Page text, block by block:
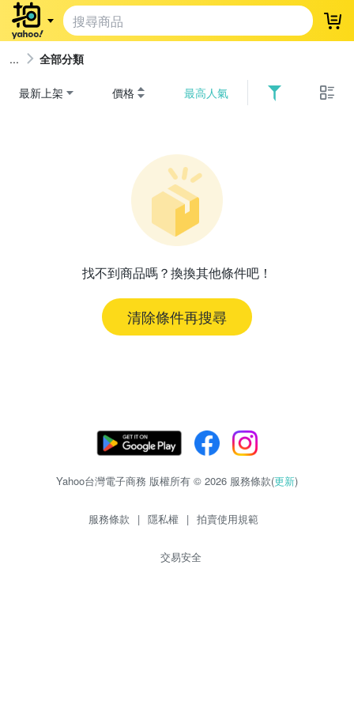
登
全部分類
最新上架 價格 最高人氣
找不到商品嗎？換換其他條件吧！
清除條件再搜尋
Yahoo台灣電子商務 版權所有 © 2026 服務條款(更新)
服務條款 | 隱私權 | 拍賣使用規範
交易安全